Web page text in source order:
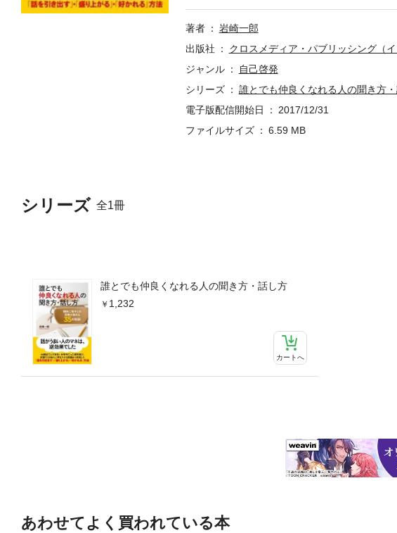
シリーズ 全1冊
誰とでも仲良くなれる人の聞き方・話し方
1,232
カートへ
著者
岩崎一郎
出版社
クロスメディア・パブリッシング（イ
ジャンル
自己啓発
シリーズ
誰とでも仲良くなれる人の聞き方
電子版配信開始日
2017/12/31
ファイルサイズ
6.59 MB
あわせてよく買われている本